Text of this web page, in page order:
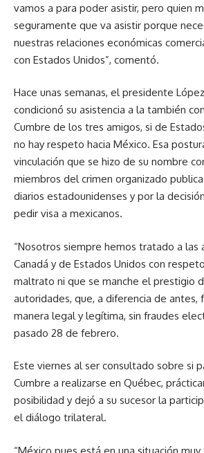
vamos a para poder asistir, pero quien
seguramente que va asistir porque
nuestras relaciones económicas
con Estados Unidos”, comentó.
Hace unas semanas, el presidente
condicionó su asistencia a la también
Cumbre de los tres amigos, si de
no hay respeto hacia México. Esa
vinculación que se hizo de su nombre
miembros del crimen organizado
diarios estadounidenses y por la
pedir visa a mexicanos.
“Nosotros siempre hemos tratado a las
Canadá y de Estados Unidos con
maltrato ni que se manche el prestigio
autoridades, que, a diferencia de antes,
manera legal y legítima, sin fraudes
pasado 28 de febrero.
Este viernes al ser consultado sobre si
Cumbre a realizarse en Québec,
posibilidad y dejó a su sucesor la
el diálogo trilateral.